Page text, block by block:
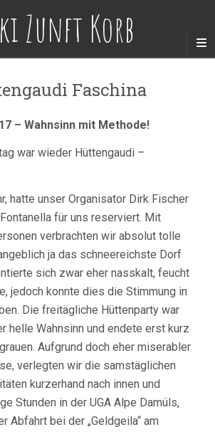
Faschina
– Wahnsinn mit Methode!
war wieder Hüttengaudi –
hatte unser Organisator Dirk Fischer
für uns reserviert. Mit
verbrachten wir absolut tolle
ja das schneereichste Dorf
sich zwar eher nasskalt, feucht
jedoch konnte dies die Stimmung in
Die freitägliche Hüttenparty war
helle Wahnsinn und endete erst kurz
Aufgrund doch eher miserabler
verlegten wir die samstäglichen
kurzerhand nach innen und
Stunden in der UGA Alpe Damüls,
Abfahrt bei der „Geldgeila“ am